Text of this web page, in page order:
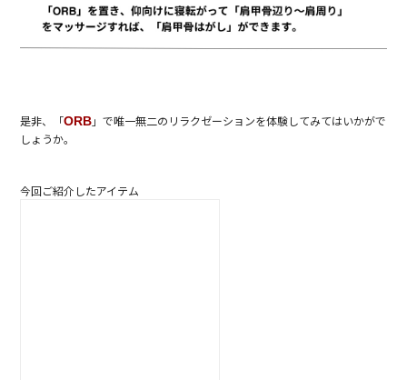
是非、「ORB」で唯一無二のリラクゼーションを体験してみてはいかがで
しょうか。
今回ご紹介したアイテム